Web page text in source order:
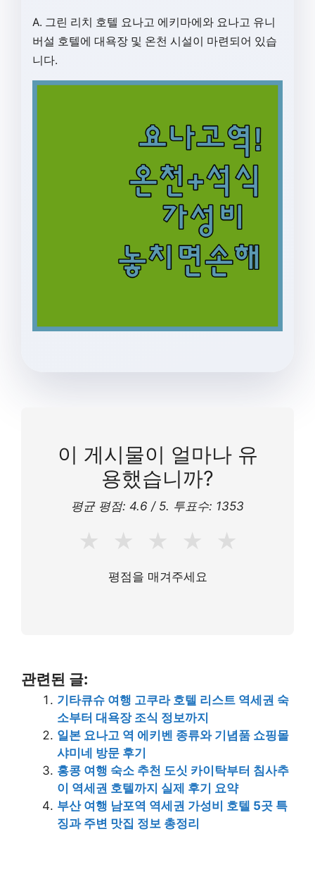
A. 그린 리치 호텔 요나고 에키마에와 요나고 유니
버설 호텔에 대욕장 및 온천 시설이 마련되어 있습
니다.
이 게시물이 얼마나 유
용했습니까?
평균 평점: 4.6 / 5. 투표수: 1353
★ ★ ★ ★ ★
평점을 매겨주세요
관련된 글:
기타큐슈 여행 고쿠라 호텔 리스트 역세권 숙
소부터 대욕장 조식 정보까지
일본 요나고 역 에키벤 종류와 기념품 쇼핑몰
샤미네 방문 후기
홍콩 여행 숙소 추천 도싯 카이탁부터 침사추
이 역세권 호텔까지 실제 후기 요약
부산 여행 남포역 역세권 가성비 호텔 5곳 특
징과 주변 맛집 정보 총정리